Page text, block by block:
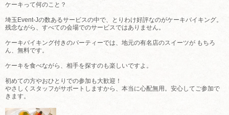
ケーキって何のこと？
埼玉Event-Jの数あるサービスの中で、とりわけ好評なのがケーキバイキング。
残念ながら、すべての会場でのサービスではありません。
ケーキバイキング付きのパーティーでは、地元の有名店のスイーツが もちろ
ん、無料です。
ケーキを食べながら、相手を探すのも楽しいですよ。
初めての方やおひとりでの参加も大歓迎！
やさしくスタッフがサポートしますから、本当に心配無用。安心してご参加で
きます。